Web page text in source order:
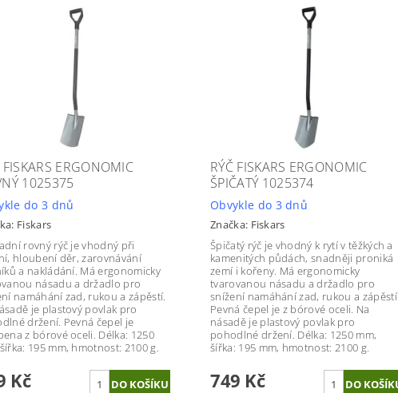
FISKARS ERGONOMIC
1025375
do 3 dnů
Fiskars
rovný rýč je vhodný při
hloubení děr, zarovnávání
a nakládání. Má ergonomicky
násadu a držadlo pro
namáhání zad, rukou a zápěstí.
je plastový povlak pro
držení. Pevná čepel je
z bórové oceli. Délka: 1250
195 mm, hmotnost: 2100 g.
Kč
RÝČ FISKARS ERGONOMIC
ŠPIČATÝ 1025374
Obvykle do 3 dnů
Značka: Fiskars
Špičatý rýč je vhodný k rytí v těžkých a
kamenitých půdách, snadněji proniká
zemí i kořeny. Má ergonomicky
tvarovanou násadu a držadlo pro
snížení namáhání zad, rukou a zápěstí.
Pevná čepel je z bórové oceli. Na
násadě je plastový povlak pro
pohodlné držení. Délka: 1250 mm,
šířka: 195 mm, hmotnost: 2100 g.
749 Kč